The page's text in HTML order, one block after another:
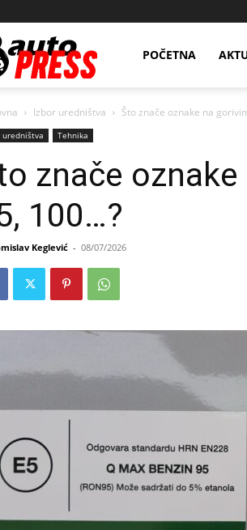
AutopressHRPOČETNA
Izbor uredništva Što znače oznake na
uredništva Tehnika
znače
100…?
Keglević - 08/07/2026